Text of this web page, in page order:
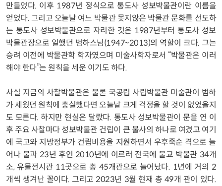
만들었다. 이후 1987년 정식으로 통도사 성보박물관이란 이름을
얻었다. 그리고 오늘날 여느 박물관 못지않은 박물관 문화를 선도하
는 통도사 성보박물관으로 자리한 것은 1987년부터 통도사 성보
박물관장으로 일했던 범하스님(1947~2013)의 역할이 크다. 그는
승려 이전에 박물관학 학자였으며 미술사학자로서 “박물관은 이러
해야 한다”는 원칙을 세운 이기도 하다.
사실 지금의 사찰박물관은 물론 국공립 사립박물관 미술관이 범하
가 세웠던 원칙에 충실했다면 오늘날 크게 걱정을 할 것이 없었을지
도 모른다. 하지만 현실은 달랐다. 통도사 성보박물관이 문을 연 이
후 주요 사찰마다 성보박물관 건립이 큰 불사의 하나로 여겼고 여기
에 국고와 지방정부가 건립비용을 지원하면서 우후죽순 격으로 늘
어나 불과 23년 후인 2010년에 이르러 전국에 불교 박물관 34개
소, 유물전시관 11곳으로 총 45개관으로 늘어났다. 1년에 거의 2
개씩 생겨난 꼴이다. 그리고 2023년 3월 현재 총 49개 관이 있다.